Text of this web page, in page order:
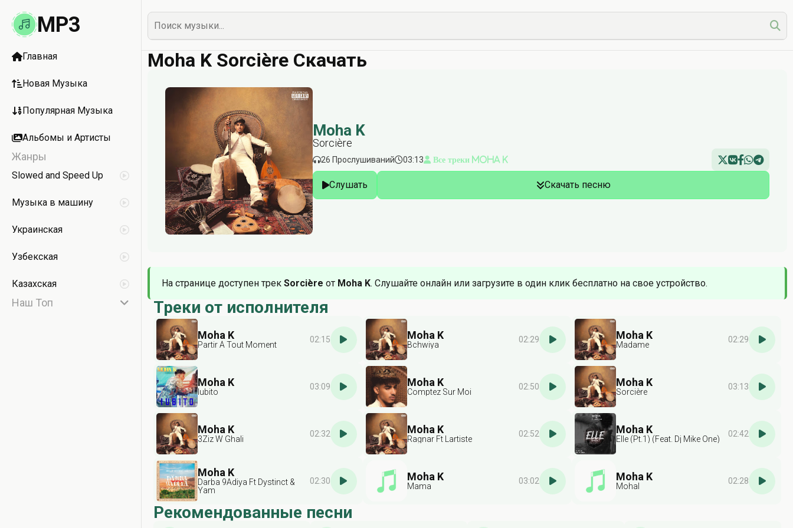
MP3
Главная
Новая Музыка
Популярная Музыка
Альбомы и Артисты
Жанры
Slowed and Speed Up
Музыка в машину
Украинская
Узбекская
Казахская
Наш Топ
Moha K Sorcière Скачать
Moha K
Sorcière
26 Прослушиваний 03:13 Все треки Moha K
Слушать Скачать песню
На странице доступен трек Sorcière от Moha K. Слушайте онлайн или загрузите в один клик бесплатно на свое устройство.
Треки от исполнителя
Moha K
Partir À Tout Moment
02:15 Moha K
Bchwiya
02:29 Moha K
Madame
02:29
Moha K
Iubito
03:09 Moha K
Comptez Sur Moi
02:50 Moha K
Sorcière
03:13
Moha K
3Ziz W Ghali
02:32 Moha K
Ragnar Ft Lartiste
02:52 Moha K
Elle (Pt.1) (Feat. Dj Mike One)
02:42
Moha K
Darba 9Adiya Ft Dystinct &
Yam
02:30 Moha K
Mama
03:02 Moha K
Mohal
02:28
Рекомендованные песни